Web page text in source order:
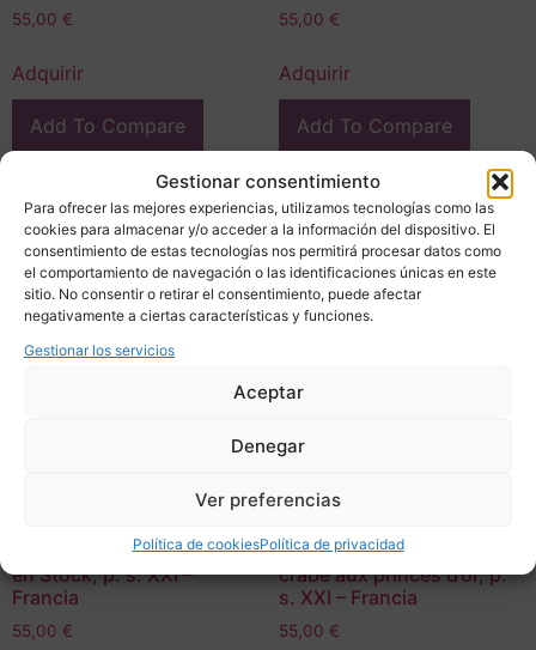
Gestionar consentimiento
Para ofrecer las mejores experiencias, utilizamos tecnologías como las
cookies para almacenar y/o acceder a la información del dispositivo. El
consentimiento de estas tecnologías nos permitirá procesar datos como
el comportamiento de navegación o las identificaciones únicas en este
sitio. No consentir o retirar el consentimiento, puede afectar
negativamente a ciertas características y funciones.
Gestionar los servicios
Aceptar
Denegar
Ver preferencias
Política de cookiesPolítica de privacidad
55,00 €
Adquirir
Add To Compare
55,00 €
Adquirir
Add To Compare
“El taxi Panard Dyna Z”,
Tintin, Serie 1, Libro Coke
en Stock, p. s. XXI –
Francia
55,00 €
“El taxi rojo Renault NN”,
Tintin, Serie 1, Libro Le
crabe aux princes d’or, p.
s. XXI – Francia
55,00 €